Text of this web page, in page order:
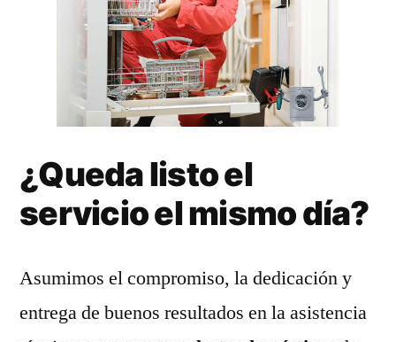
¿Queda listo el
servicio el mismo día?
Asumimos el compromiso, la dedicación y
entrega de buenos resultados en la asistencia